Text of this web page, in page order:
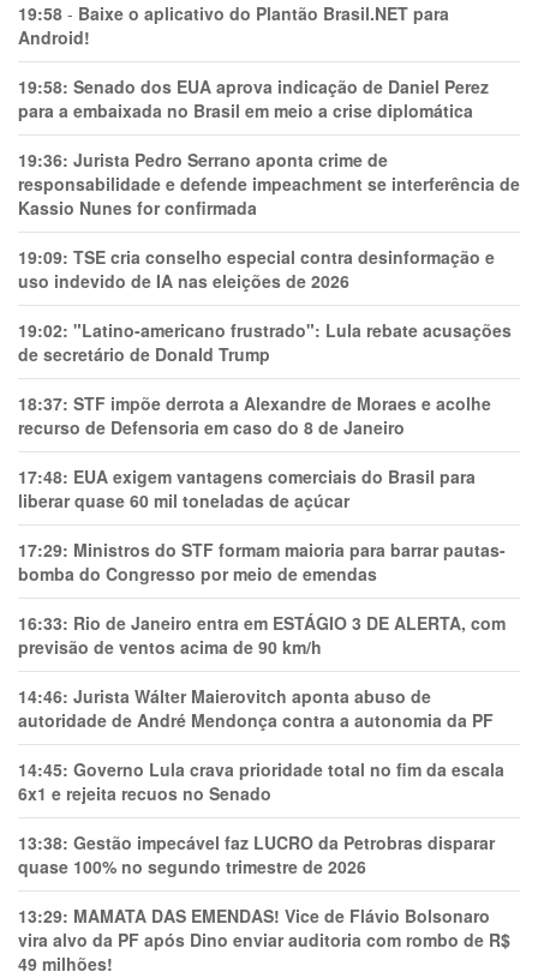
19:58 - Baixe o aplicativo do Plantão Brasil.NET para
Android!
19:58: Senado dos EUA aprova indicação de Daniel Perez
para a embaixada no Brasil em meio a crise diplomática
19:36: Jurista Pedro Serrano aponta crime de
responsabilidade e defende impeachment se interferência de
Kassio Nunes for confirmada
19:09: TSE cria conselho especial contra desinformação e
uso indevido de IA nas eleições de 2026
19:02: "Latino-americano frustrado": Lula rebate acusações
de secretário de Donald Trump
18:37: STF impõe derrota a Alexandre de Moraes e acolhe
recurso de Defensoria em caso do 8 de Janeiro
17:48: EUA exigem vantagens comerciais do Brasil para
liberar quase 60 mil toneladas de açúcar
17:29: Ministros do STF formam maioria para barrar pautas-
bomba do Congresso por meio de emendas
16:33: Rio de Janeiro entra em ESTÁGIO 3 DE ALERTA, com
previsão de ventos acima de 90 km/h
14:46: Jurista Wálter Maierovitch aponta abuso de
autoridade de André Mendonça contra a autonomia da PF
14:45: Governo Lula crava prioridade total no fim da escala
6x1 e rejeita recuos no Senado
13:38: Gestão impecável faz LUCRO da Petrobras disparar
quase 100% no segundo trimestre de 2026
13:29: MAMATA DAS EMENDAS! Vice de Flávio Bolsonaro
vira alvo da PF após Dino enviar auditoria com rombo de R$
49 milhões!